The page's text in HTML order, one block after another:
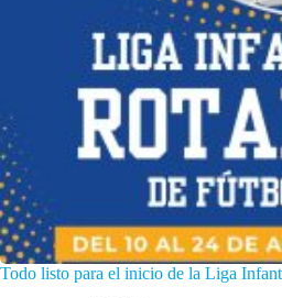
Todo listo para el inicio de la Liga